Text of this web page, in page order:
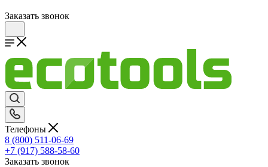
Заказать звонок
Телефоны
8 (800) 511-06-69
+7 (917) 588-58-60
Заказать звонок